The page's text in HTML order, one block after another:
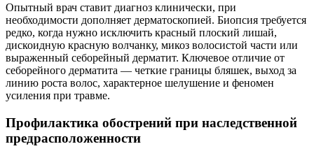
Опытный врач ставит диагноз клинически, при
необходимости дополняет дерматоскопией. Биопсия требуется
редко, когда нужно исключить красный плоский лишай,
дискоидную красную волчанку, микоз волосистой части или
выраженный себорейный дерматит. Ключевое отличие от
себорейного дерматита — четкие границы бляшек, выход за
линию роста волос, характерное шелушение и феномен
усиления при травме.
Профилактика обострений при наследственной
предрасположенности